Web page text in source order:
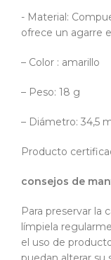
- Material:
ofrece un agarre
– Color : amarillo
– Peso: 18 g
– Diámetro: 34,5
Producto
consejos de
Para preservar la
límpiela
el uso de